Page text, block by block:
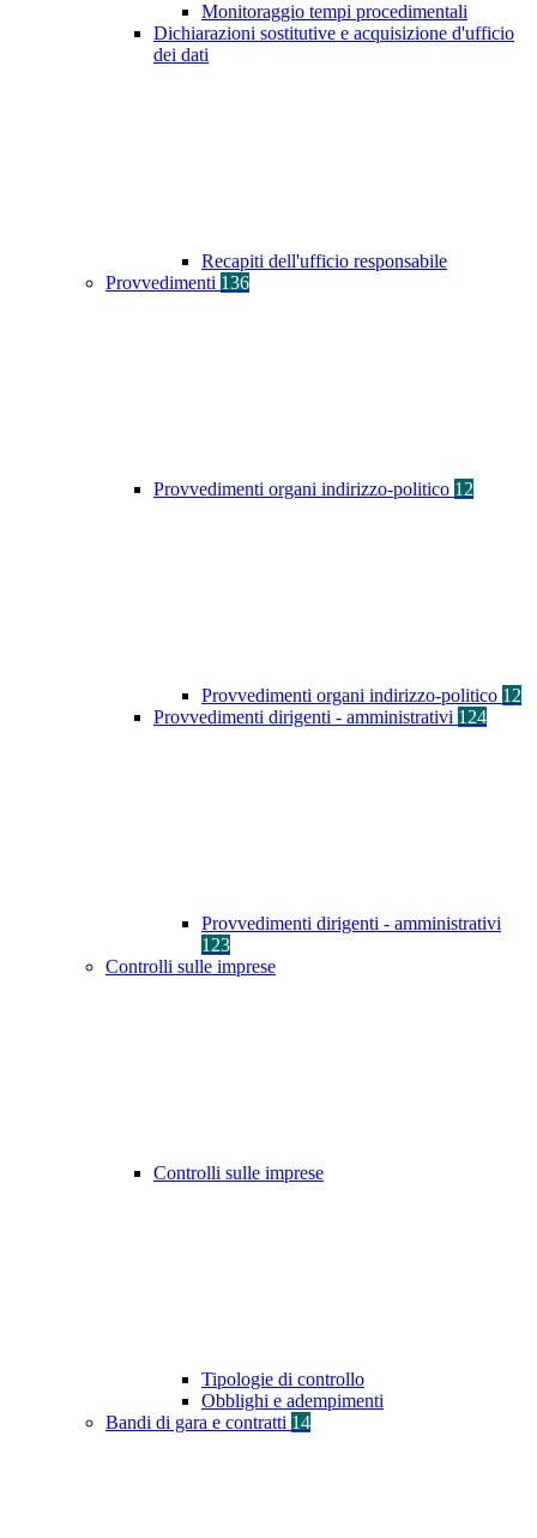
Monitoraggio tempi procedimentali
Dichiarazioni sostitutive e acquisizione d'ufficio
dei dati
Recapiti dell'ufficio responsabile
Provvedimenti 136
Provvedimenti organi indirizzo-politico 12
Provvedimenti organi indirizzo-politico 12
Provvedimenti dirigenti - amministrativi 124
Provvedimenti dirigenti - amministrativi
123
Controlli sulle imprese
Controlli sulle imprese
Tipologie di controllo
Obblighi e adempimenti
Bandi di gara e contratti 14